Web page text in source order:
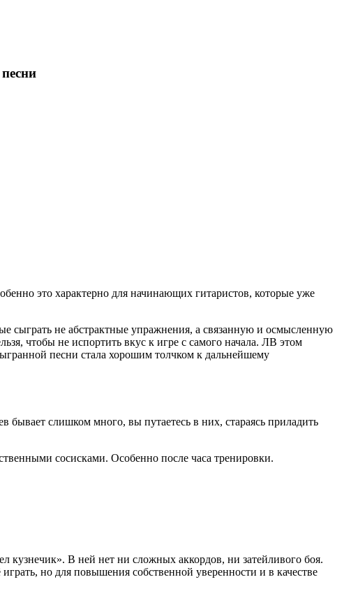
это характерно для начинающих гитаристов, которые уже
сыграть не абстрактные упражнения, а связанную и осмысленную
чтобы не испортить вкус к игре с самого начала. ЛВ этом
песни стала хорошим толчком к дальнейшему
бывает слишком много, вы путаетесь в них, стараясь приладить
сосисками. Особенно после часа тренировки.
кузнечик». В ней нет ни сложных аккордов, ни затейливого боя.
но для повышения собственной уверенности и в качестве